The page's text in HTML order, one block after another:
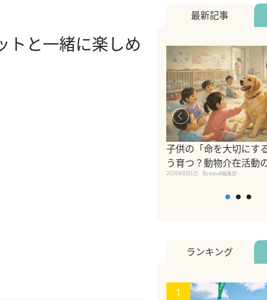
トと一緒に楽しめ
最新記事
子供の「命を大切にす
う育つ？動物介在活動
2026年8月5日 By equall編集部
ランキング
1